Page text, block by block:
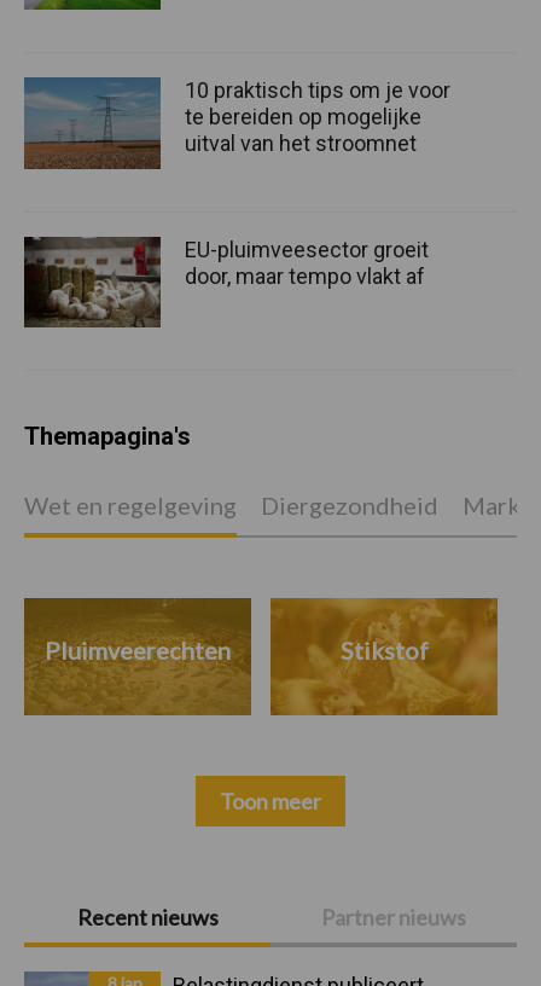
Primaire
Sidebar
Recent nieuws Partner nieuws
10 praktisch tips om je voor
te bereiden op mogelijke
uitval van het stroomnet
EU-pluimveesector groeit
door, maar tempo vlakt af
Themapagina's
Wet en regelgeving Diergezondheid
Pluimveerechten Stikstof
Toon meer